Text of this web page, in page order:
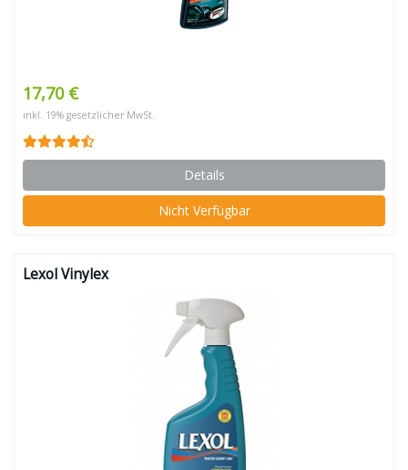
17,70 €
inkl. 19% gesetzlicher MwSt.
Details
Nicht Verfügbar
Lexol Vinylex